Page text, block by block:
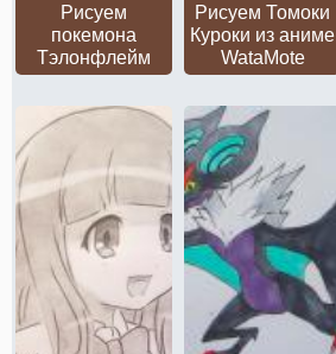
Рисуем
покемона
Тэлонфлейм
Рисуем Томоки
Куроки из аниме
WataMote